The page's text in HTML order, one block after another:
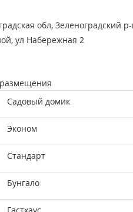
обл, Зеленоградский
ул Набережная 2
Садовый домик
Эконом
Стандарт
Бунгало